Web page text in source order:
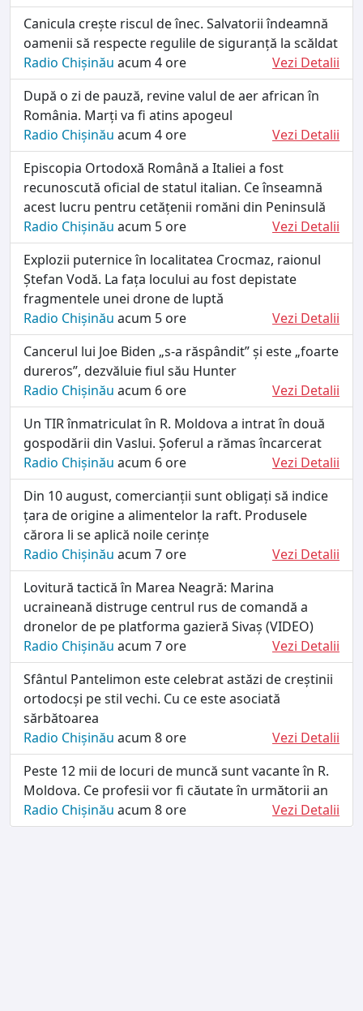
Canicula crește riscul de înec. Salvatorii îndeamnă
oamenii să respecte regulile de siguranță la scăldat
Radio Chișinău acum 4 ore
Vezi Detalii
După o zi de pauză, revine valul de aer african în
România. Marți va fi atins apogeul
Radio Chișinău acum 4 ore
Vezi Detalii
Episcopia Ortodoxă Română a Italiei a fost
recunoscută oficial de statul italian. Ce înseamnă
acest lucru pentru cetățenii romăni din Peninsulă
Radio Chișinău acum 5 ore
Vezi Detalii
Explozii puternice în localitatea Crocmaz, raionul
Ștefan Vodă. La fața locului au fost depistate
fragmentele unei drone de luptǎ
Radio Chișinău acum 5 ore
Vezi Detalii
Cancerul lui Joe Biden „s-a răspândit” și este „foarte
dureros”, dezvăluie fiul său Hunter
Radio Chișinău acum 6 ore
Vezi Detalii
Un TIR înmatriculat în R. Moldova a intrat în două
gospodării din Vaslui. Șoferul a rămas încarcerat
Radio Chișinău acum 6 ore
Vezi Detalii
Din 10 august, comercianții sunt obligați să indice
țara de origine a alimentelor la raft. Produsele
cărora li se aplică noile cerințe
Radio Chișinău acum 7 ore
Vezi Detalii
Lovitură tactică în Marea Neagră: Marina
ucraineană distruge centrul rus de comandă a
dronelor de pe platforma gazieră Sivaș (VIDEO)
Radio Chișinău acum 7 ore
Vezi Detalii
Sfântul Pantelimon este celebrat astăzi de creștinii
ortodocși pe stil vechi. Cu ce este asociată
sărbătoarea
Radio Chișinău acum 8 ore
Vezi Detalii
Peste 12 mii de locuri de muncă sunt vacante în R.
Moldova. Ce profesii vor fi căutate în următorii an
Radio Chișinău acum 8 ore Vezi Detalii